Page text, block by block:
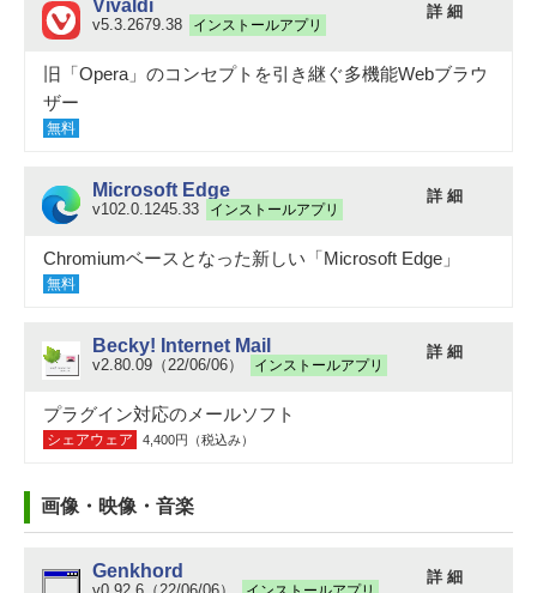
Vivaldi
v5.3.2679.38 インストールアプリ
詳 細
旧「Opera」のコンセプトを引き継ぐ多機能Webブラウ
ザー
無料
Microsoft Edge
v102.0.1245.33 インストールアプリ
詳 細
Chromiumベースとなった新しい「Microsoft Edge」
無料
Becky! Internet Mail
v2.80.09（22/06/06） インストールアプリ
詳 細
プラグイン対応のメールソフト
シェアウェア 4,400円（税込み）
画像・映像・音楽
Genkhord 詳 細